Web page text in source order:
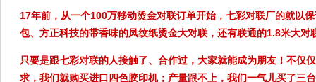
17年前，从一个100万移动烫金对联订单开始，七彩对联厂的就以
包、方正科技的带香味的凤纹纸烫金大对联，还有联通的1.8米大
只要是跟七彩对联的人接触了、合作过，大家就能成为朋友！不仅
求，我们就购买进口四色胶印机；产量跟不上，我们一气儿买了三